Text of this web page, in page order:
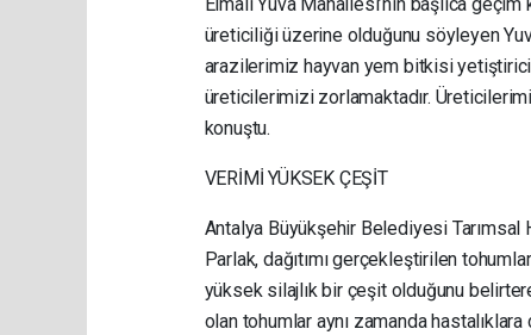
üreticiliği üzerine olduğunu söyleyen
arazilerimiz hayvan yem bitkisi
üreticilerimizi zorlamaktadır.
konuştu.
VERİMİ YÜKSEK ÇEŞİT
Antalya Büyükşehir Belediyesi
Parlak, dağıtımı gerçekleştirilen
yüksek silajlık bir çeşit olduğunu
olan tohumlar aynı zamanda